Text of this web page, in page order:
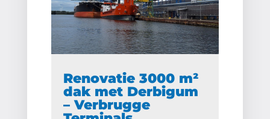
Renovatie 3000 m²
dak met Derbigum
– Verbrugge